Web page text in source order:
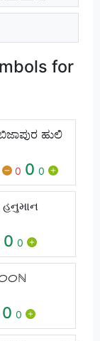
for
ಹುಲಿ
0 0 0
0 0
0 0